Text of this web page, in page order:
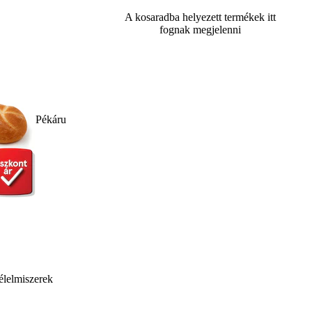
Pékáru
A kosaradba helyezett termékek itt
fognak megjelenni